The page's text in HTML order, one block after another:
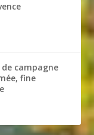
campagne
fine